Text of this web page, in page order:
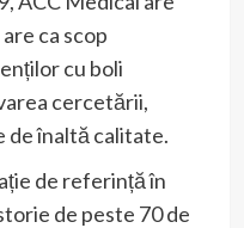
ca scop
cu boli
cercetării,
de înaltă calitate.
de referință în
de peste 70 de